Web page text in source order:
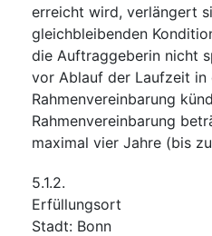
erreicht wird, verlängert
gleichbleibenden
die Auftraggeberin nicht
vor Ablauf der Laufzeit in
Rahmenvereinbarung
Rahmenvereinbarung
maximal vier Jahre (bis
5.1.2.
Erfüllungsort
Stadt: Bonn